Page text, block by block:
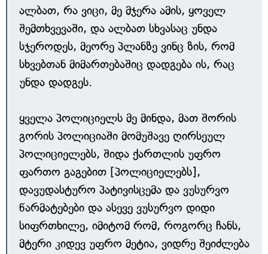
ალბათ, რა ვიცი, მე მჯერა ამის, ყოველ
შემთხვევაში, და ალბათ სხვასაც უნდა
სჯეროდეს, მეორე პლანზე ვინც ზის, რომ
სხვებთან მიმართებაშიც დადგება ის, რაც
უნდა დადგეს.
ყველა პოლიციელს მე მინდა, მათ შორის
გორის პოლიციაში მომუშავე ღირსეულ
პოლიციელებს, შიდა ქართლის უფრო
ფართო გაგებით [პოლიციელებს],
დავუდასტურო პატივისცემა და ვუსურვო
წარმატებები და ასევე ვუსურვო დიდი
სიფრთხილე, იმიტომ რომ, როგორც ჩანს,
მტერი კიდევ უფრო მეტია, ვიდრე შეიძლება